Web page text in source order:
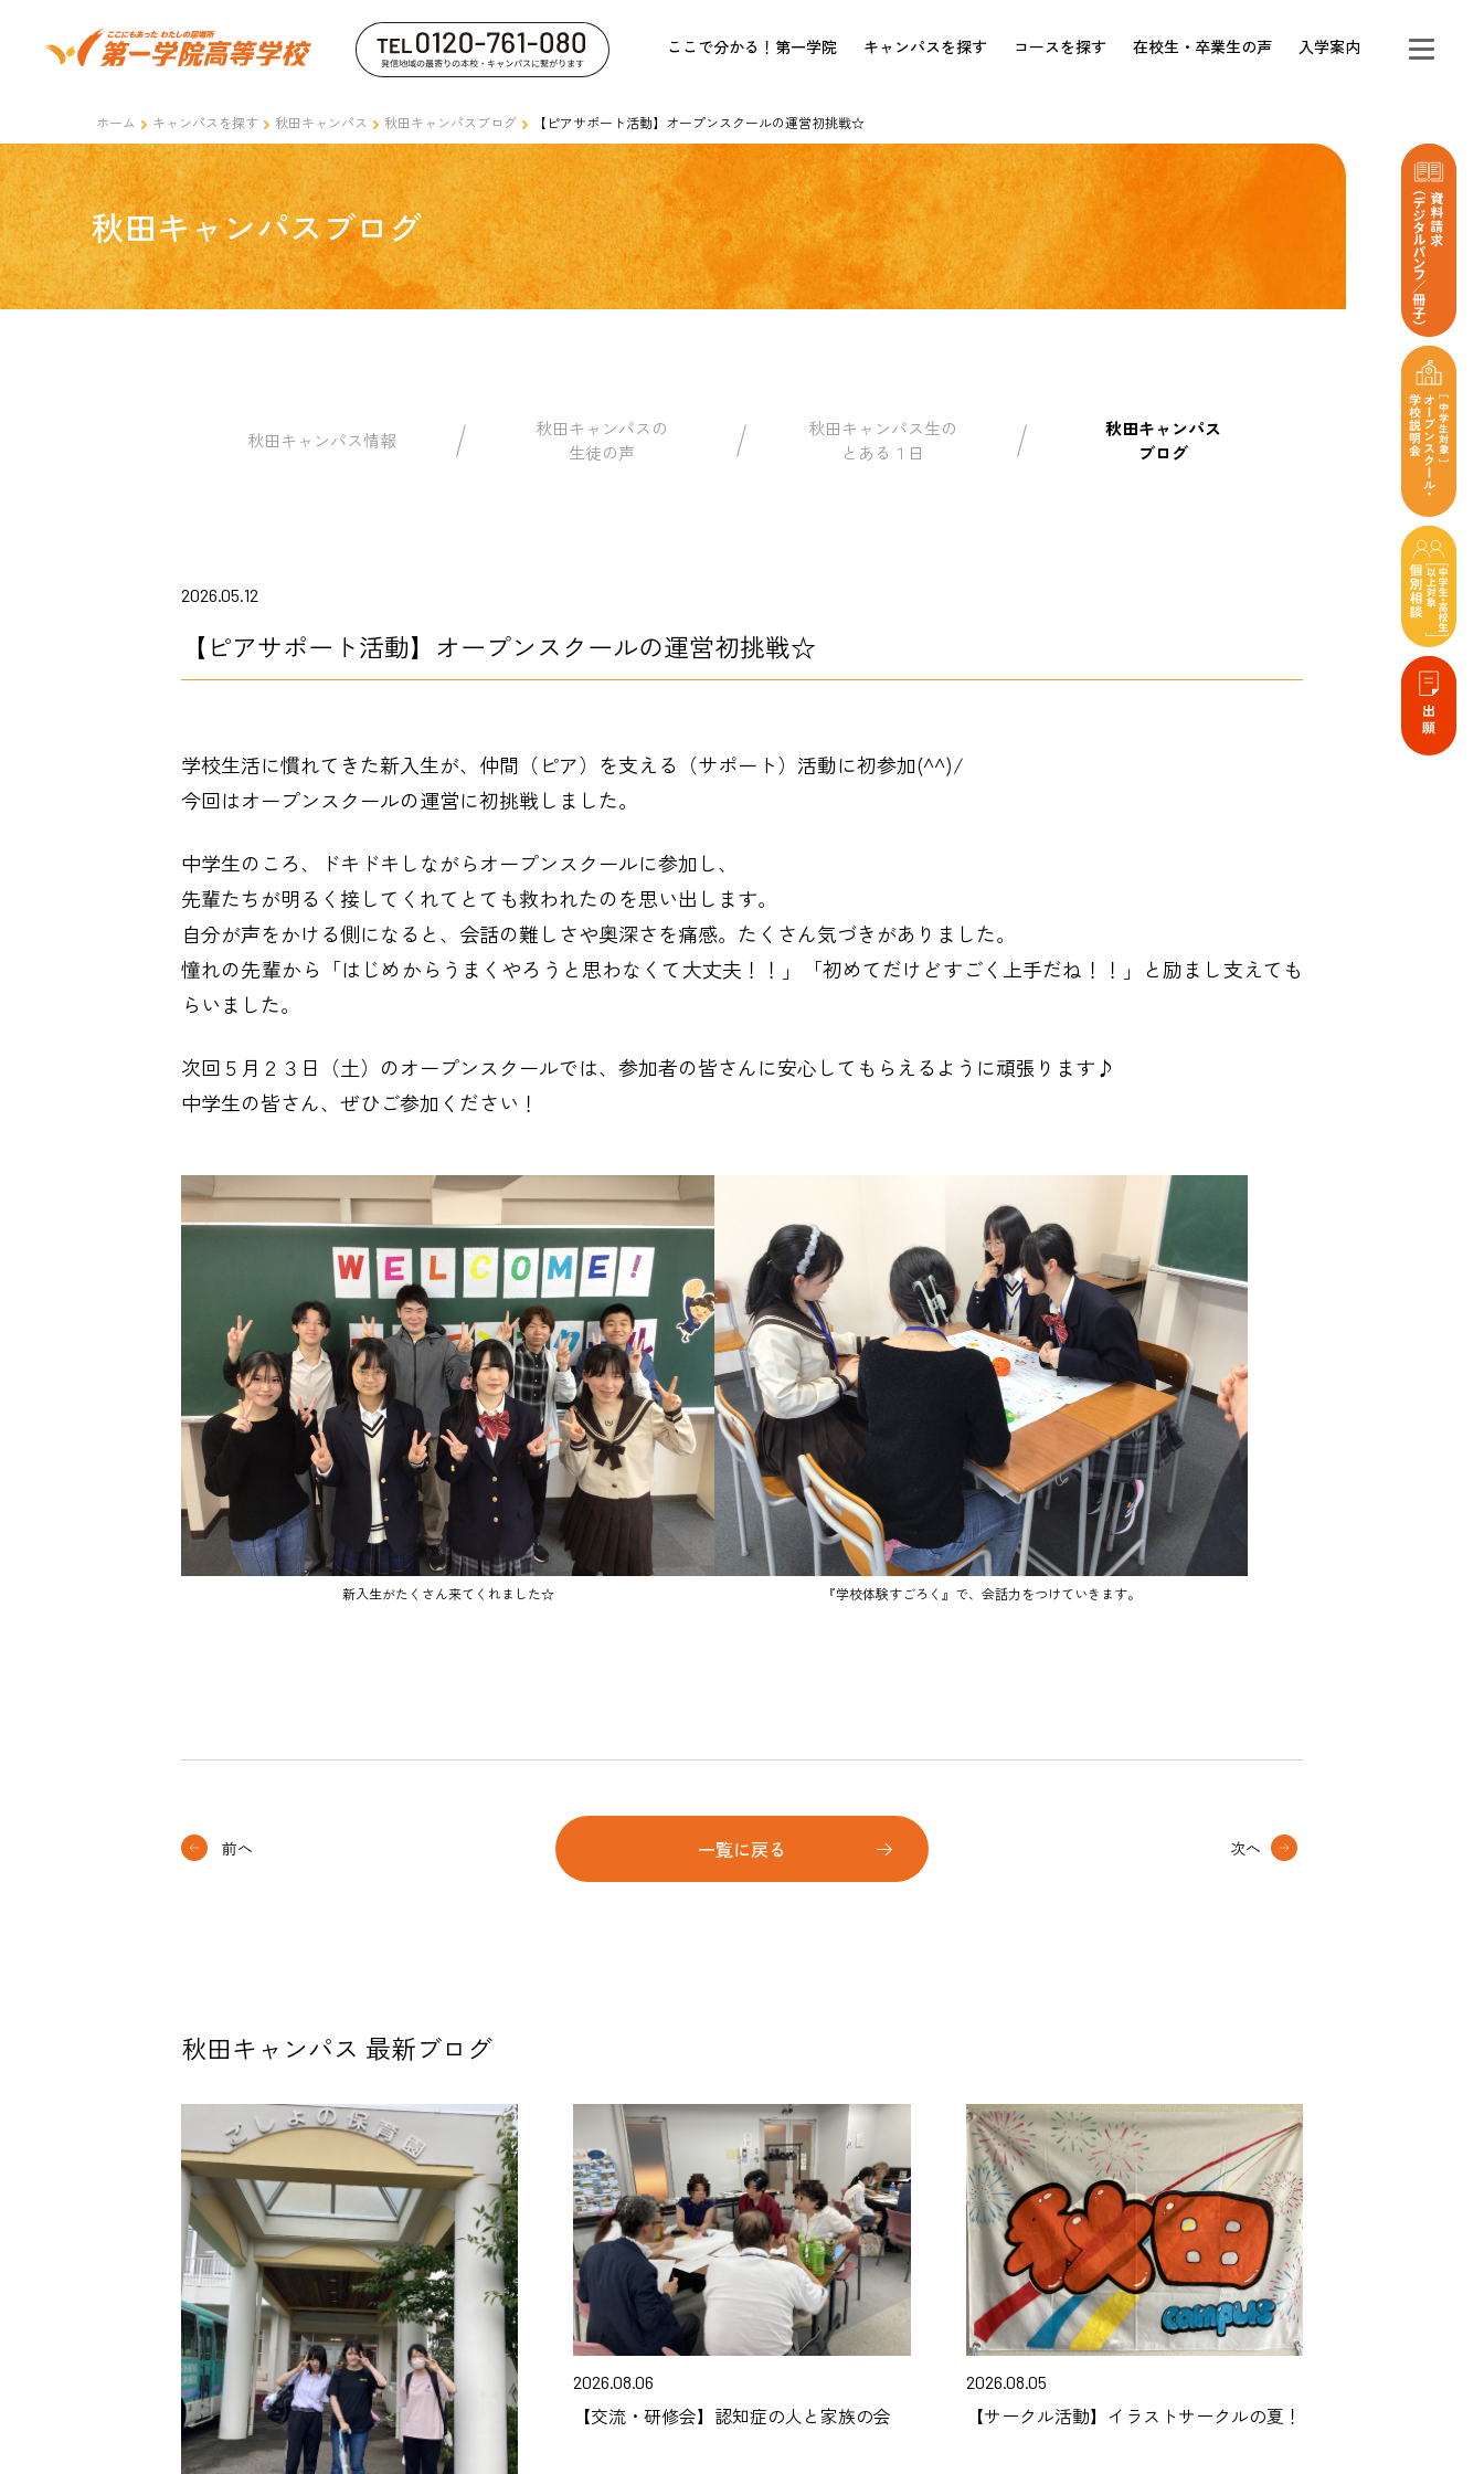
ここで分かる！第一学院 キャンパスを探す コースを探す 在校生・卒業生の声 入学案内
ホーム キャンパスを探す 秋田キャンパス 秋田キャンパスブログ 【ピアサポート活動】オープンスクールの運営初挑戦☆
秋田キャンパスブログ
秋田キャンパス情報
秋田キャンパスの
生徒の声
秋田キャンパス生の
とある１日
秋田キャンパス
ブログ
2026.05.12
【ピアサポート活動】オープンスクールの運営初挑戦☆
学校生活に慣れてきた新入生が、仲間（ピア）を支える（サポート）活動に初参加(^^)/
今回はオープンスクールの運営に初挑戦しました。
中学生のころ、ドキドキしながらオープンスクールに参加し、
先輩たちが明るく接してくれてとても救われたのを思い出します。
自分が声をかける側になると、会話の難しさや奥深さを痛感。たくさん気づきがありました。
憧れの先輩から「はじめからうまくやろうと思わなくて大丈夫！！」「初めてだけどすごく上手だね！！」と励まし支えても
らいました。
次回５月２３日（土）のオープンスクールでは、参加者の皆さんに安心してもらえるように頑張ります♪
中学生の皆さん、ぜひご参加ください！
新入生がたくさん来てくれました☆ 『学校体験すごろく』で、会話力をつけていきます。
前へ 一覧に戻る 次へ
秋田キャンパス 最新ブログ
2026.08.06
【交流・研修会】認知症の人と家族の会
2026.08.05
【サークル活動】イラストサークルの夏！